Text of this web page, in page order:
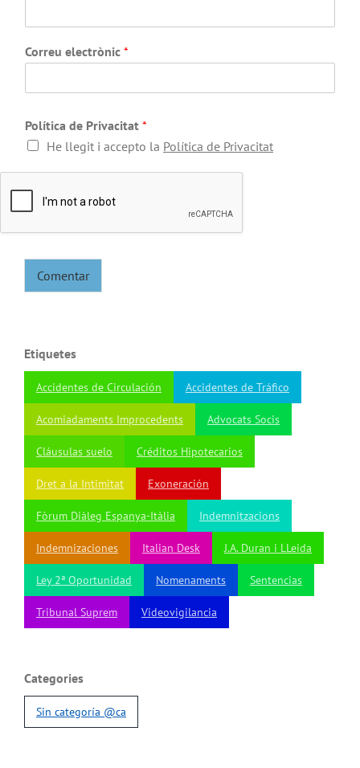
Correu electrònic *
Política de Privacitat *
He llegit i accepto la Política de Privacitat
Comentar
Etiquetes
Accidentes de Circulación Accidentes de Tráfico
Acomiadaments Improcedents Advocats Socis
Cláusulas suelo Créditos Hipotecarios
Dret a la Intimitat Exoneración
Fòrum Diàleg Espanya-Itàlia Indemnitzacions
Indemnizaciones Italian Desk J.A. Duran i LLeida
Ley 2ª Oportunidad Nomenaments Sentencias
Tribunal Suprem Videovigilancia
Categories
Sin categoría @ca